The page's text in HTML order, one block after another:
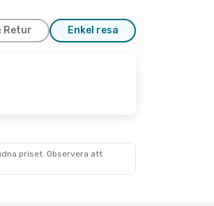
Retur Enkel resa
priset. Observera att